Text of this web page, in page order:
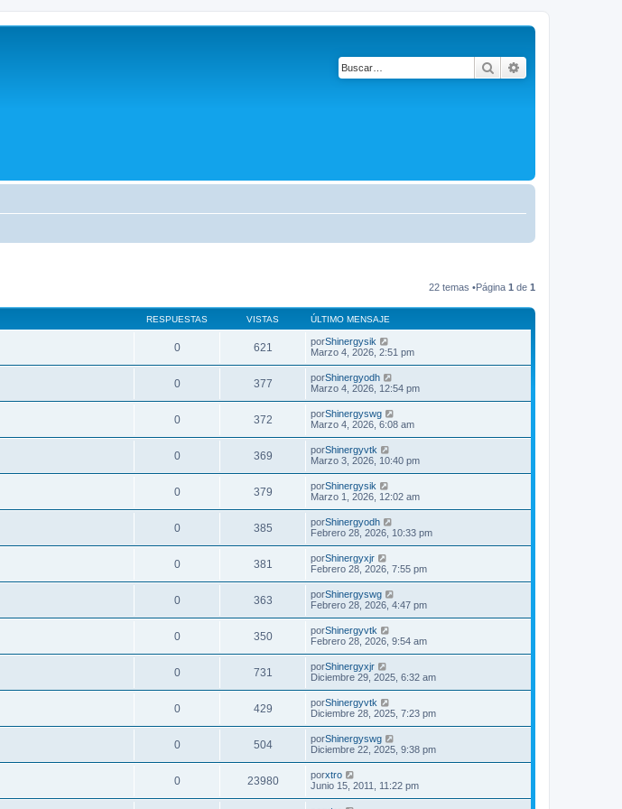
Buscar
22 temas •Página 1 de 1
RESPUESTAS VISTAS ÚLTIMO MENSAJE
0 621 porShinergysik
Marzo 4, 2026, 2:51 pm
0 377 porShinergyodh
Marzo 4, 2026, 12:54 pm
0 372 porShinergyswg
Marzo 4, 2026, 6:08 am
0 369 porShinergyvtk
Marzo 3, 2026, 10:40 pm
0 379 porShinergysik
Marzo 1, 2026, 12:02 am
0 385 porShinergyodh
Febrero 28, 2026, 10:33 pm
0 381 porShinergyxjr
Febrero 28, 2026, 7:55 pm
0 363 porShinergyswg
Febrero 28, 2026, 4:47 pm
0 350 porShinergyvtk
Febrero 28, 2026, 9:54 am
0 731 porShinergyxjr
Diciembre 29, 2025, 6:32 am
0 429 porShinergyvtk
Diciembre 28, 2025, 7:23 pm
0 504 porShinergyswg
Diciembre 22, 2025, 9:38 pm
0 23980 porxtro
Junio 15, 2011, 11:22 pm